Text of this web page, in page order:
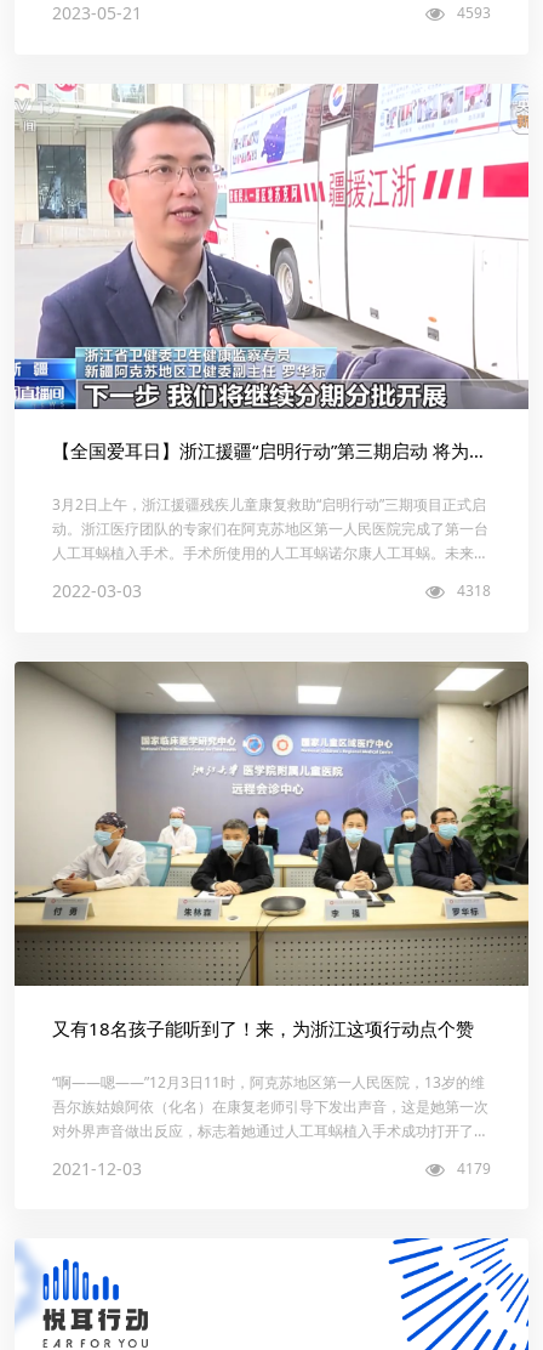
2023-05-21 4593
【全国爱耳日】浙江援疆“启明行动”第三期启动 将为125名残疾儿童提供免费救助
3月2日上午，浙江援疆残疾儿童康复救助“启明行动”三期项目正式启
动。浙江医疗团队的专家们在阿克苏地区第一人民医院完成了第一台
人工耳蜗植入手术。手术所使用的人工耳蜗诺尔康人工耳蜗。未来一
2022-03-03 4318
又有18名孩子能听到了！来，为浙江这项行动点个赞
“啊——嗯——”12月3日11时，阿克苏地区第一人民医院，13岁的维
吾尔族姑娘阿依（化名）在康复老师引导下发出声音，这是她第一次
对外界声音做出反应，标志着她通过人工耳蜗植入手术成功打开了有
2021-12-03 4179